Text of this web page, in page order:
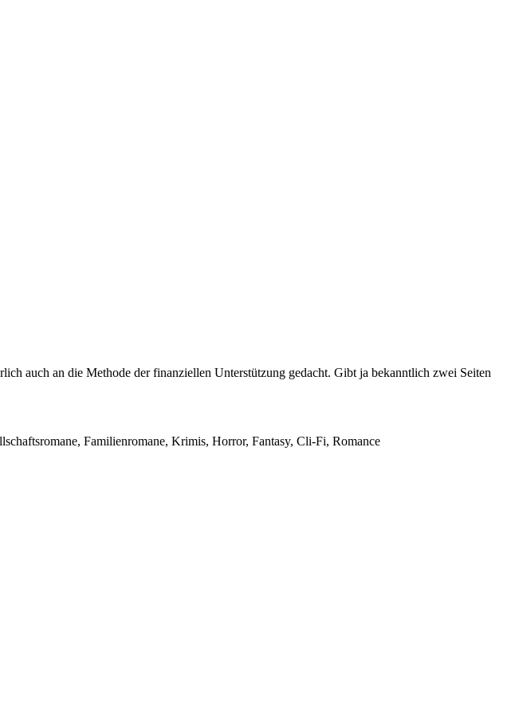
auch an die Methode der finanziellen Unterstützung gedacht. Gibt ja bekanntlich zwei Seiten
Familienromane, Krimis, Horror, Fantasy, Cli-Fi, Romance